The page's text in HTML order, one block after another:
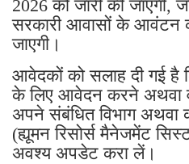
2026 को जारी की
सरकारी आवासों के आवंटन
जाएगी।
आवेदकों को सलाह दी गई है
के लिए आवेदन करने अथवा
अपने संबंधित विभाग अथवा
(ह्यूमन रिसोर्स मैनेजमेंट
अवश्य अपडेट करा लें।